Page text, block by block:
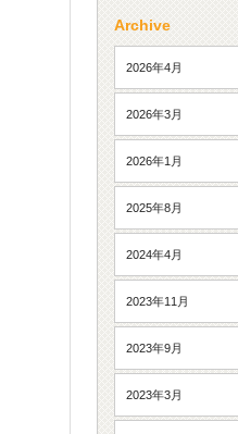
Archive
2026年4月
2026年3月
2026年1月
2025年8月
2024年4月
2023年11月
2023年9月
2023年3月